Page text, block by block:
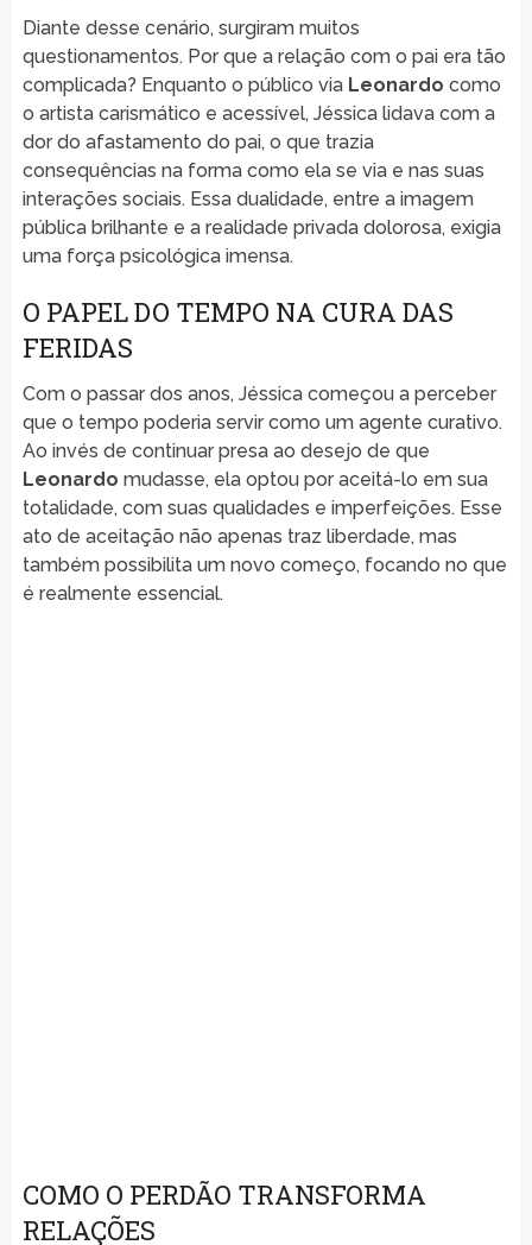
Diante desse cenário, surgiram muitos
questionamentos. Por que a relação com o pai era tão
complicada? Enquanto o público via Leonardo como
o artista carismático e acessível, Jéssica lidava com a
dor do afastamento do pai, o que trazia
consequências na forma como ela se via e nas suas
interações sociais. Essa dualidade, entre a imagem
pública brilhante e a realidade privada dolorosa, exigia
uma força psicológica imensa.
O PAPEL DO TEMPO NA CURA DAS
FERIDAS
Com o passar dos anos, Jéssica começou a perceber
que o tempo poderia servir como um agente curativo.
Ao invés de continuar presa ao desejo de que
Leonardo mudasse, ela optou por aceitá-lo em sua
totalidade, com suas qualidades e imperfeições. Esse
ato de aceitação não apenas traz liberdade, mas
também possibilita um novo começo, focando no que
é realmente essencial.
COMO O PERDÃO TRANSFORMA
RELAÇÕES